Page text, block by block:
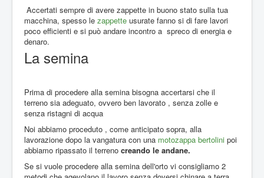
Accertati sempre di avere zappette in buono stato sulla tua
macchina, spesso le zappette usurate fanno si di fare lavori
poco efficienti e si può andare incontro a spreco di energia e
denaro.
La semina
Prima di procedere alla semina bisogna accertarsi che il
terreno sia adeguato, ovvero ben lavorato , senza zolle e
senza ristagni di acqua
Noi abbiamo proceduto , come anticipato sopra, alla
lavorazione dopo la vangatura con una motozappa bertolini poi
abbiamo ripassato il terreno creando le andane.
Se si vuole procedere alla semina dell'orto vi consigliamo 2